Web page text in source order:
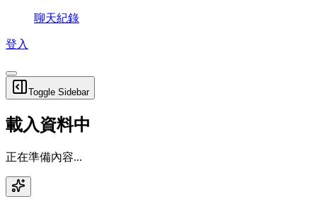
聊天紀錄
登入
Toggle Sidebar
載入資料中
正在準備內容...